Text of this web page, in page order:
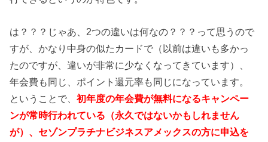
は？？？じゃあ、2つの違いは何なの？？？って思うので
すが、かなり中身の似たカードで（以前は違いも多かっ
たのですが、違いが非常に少なくなってきています）、
年会費も同じ、ポイント還元率も同じになっています。
ということで、初年度の年会費が無料になるキャンペー
ンが常時行われている（永久ではないかもしれません
が）、セゾンプラチナビジネスアメックスの方に申込を